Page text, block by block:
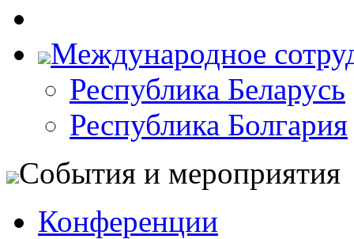
Международное
Республика Беларусь
Республика Болгария
События и мероприятия
Конференции